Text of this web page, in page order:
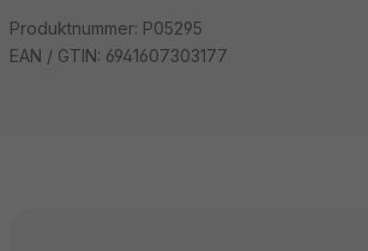
Produktnummer: P05295
EAN / GTIN: 6941607303177